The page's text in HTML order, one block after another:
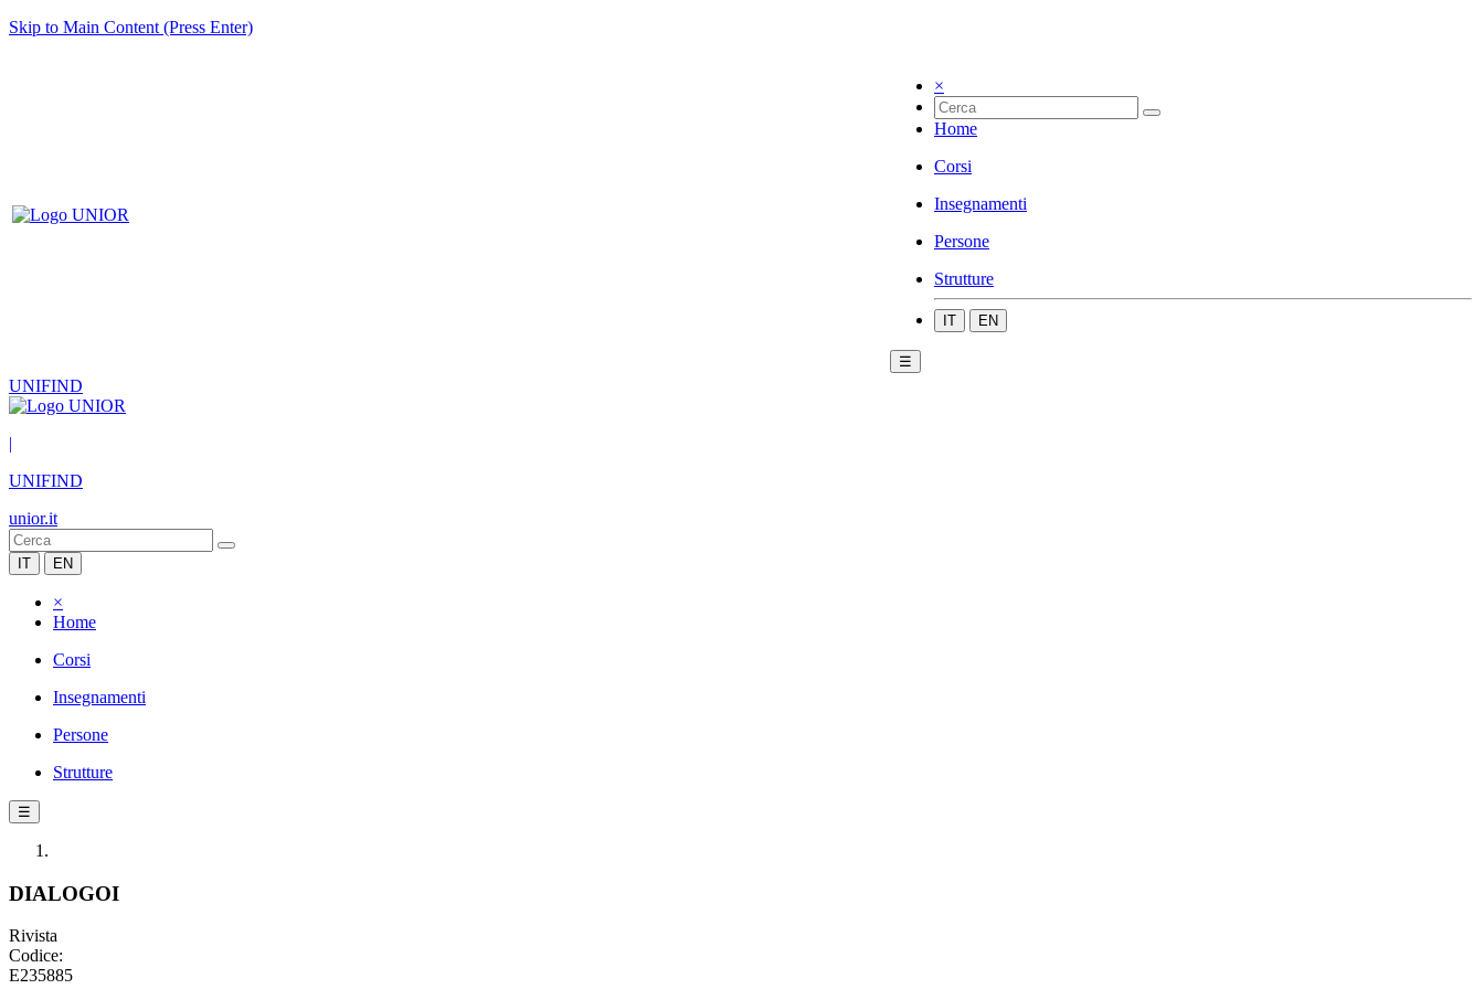
Skip to Main Content (Press Enter)
×
Home
Corsi
Insegnamenti
Persone
Strutture
IT EN
☰
UNIFIND
|
UNIFIND
unior.it
IT EN
×
Home
Corsi
Insegnamenti
Persone
Strutture
☰
DIALOGOI
Rivista
Codice:
E235885